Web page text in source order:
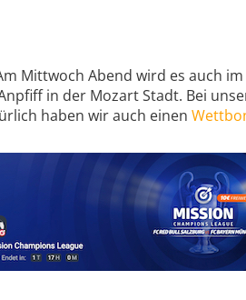
Mittwoch Abend wird es auch
in der Mozart Stadt. Bei
haben wir auch einen